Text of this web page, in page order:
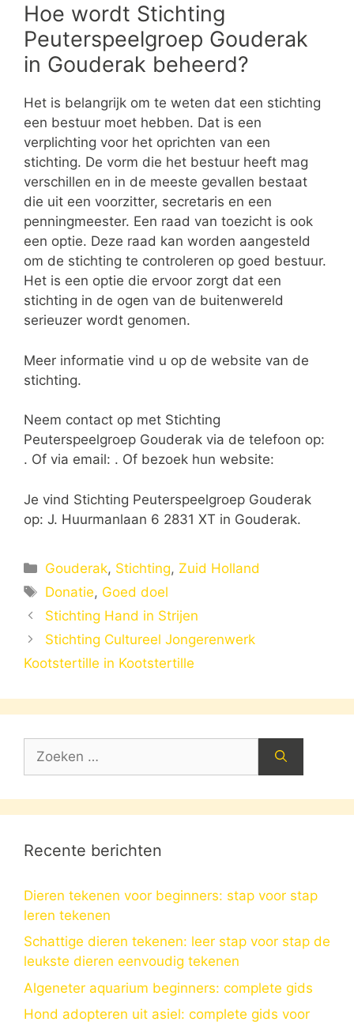
Hoe wordt Stichting
Peuterspeelgroep Gouderak
in Gouderak beheerd?
Het is belangrijk om te weten dat een stichting
een bestuur moet hebben. Dat is een
verplichting voor het oprichten van een
stichting. De vorm die het bestuur heeft mag
verschillen en in de meeste gevallen bestaat
die uit een voorzitter, secretaris en een
penningmeester. Een raad van toezicht is ook
een optie. Deze raad kan worden aangesteld
om de stichting te controleren op goed bestuur.
Het is een optie die ervoor zorgt dat een
stichting in de ogen van de buitenwereld
serieuzer wordt genomen.
Meer informatie vind u op de website van de
stichting.
Neem contact op met Stichting
Peuterspeelgroep Gouderak via de telefoon op:
. Of via email: . Of bezoek hun website:
Je vind Stichting Peuterspeelgroep Gouderak
op: J. Huurmanlaan 6 2831 XT in Gouderak.
Categorieën
Gouderak, Stichting, Zuid Holland
Tags
Donatie, Goed doel
Stichting Hand in Strijen
Stichting Cultureel Jongerenwerk
Kootstertille in Kootstertille
naar:
Recente berichten
Dieren tekenen voor beginners: stap voor stap
leren tekenen
Schattige dieren tekenen: leer stap voor stap de
leukste dieren eenvoudig tekenen
Algeneter aquarium beginners: complete gids
Hond adopteren uit asiel: complete gids voor